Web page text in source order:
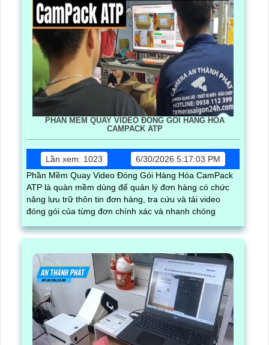
PHẦN MỀM QUAY VIDEO ĐÓNG GÓI HÀNG HÓA
CAMPACK ATP
Lần xem: 1023
6/30/2026 5:17:03 PM
Phần Mềm Quay Video Đóng Gói Hàng Hóa CamPack
ATP là quàn mềm dùng để quản lý đơn hàng có chức
năng lưu trữ thôn tin đơn hàng, tra cứu và tải video
đóng gói của từng đơn chính xác và nhanh chóng